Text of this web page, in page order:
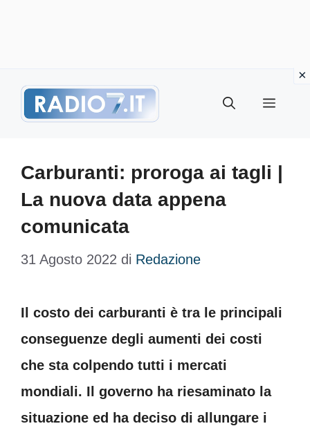
Menu
Carburanti: proroga ai tagli |
La nuova data appena
comunicata
31 Agosto 2022 di Redazione
Il costo dei carburanti è tra le principali
conseguenze degli aumenti dei costi
che sta colpendo tutti i mercati
mondiali. Il governo ha riesaminato la
situazione ed ha deciso di allungare i